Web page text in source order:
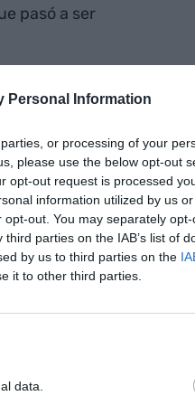
Personal Information
or processing of your
please use the below opt-out
opt-out request is processed
information utilized by us
out. You may separately
parties on the IAB’s list of
by us to third parties on the
it to other third parties.
data.
pasó a ser
Estado donde la
de Catalunya, las
aumento. El
los sectores de
en las
desempleados.
y en la
un ligero aumento
en
de trabajadores
parados menos